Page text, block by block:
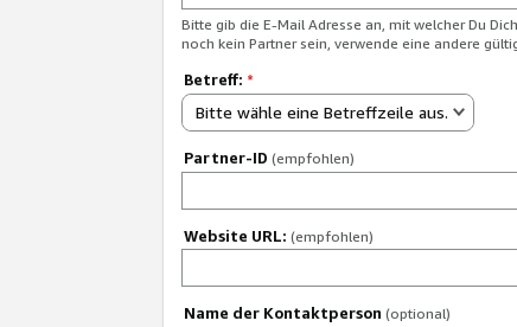
Bitte gib die E-Mail Adresse an, mit welcher Du
noch kein Partner sein, verwende eine andere
Betreff: *
Bitte wähle eine Betreffzeile aus.
Partner-ID (empfohlen)
Website URL: (empfohlen)
Name der Kontaktperson (optional)